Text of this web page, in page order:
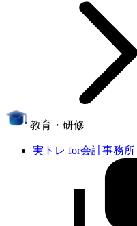
教育・研修
実トレ for会計事務所